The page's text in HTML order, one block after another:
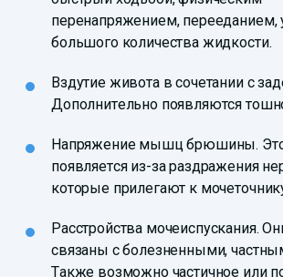
перенапряжением, перееданием,
большого количества жидкости.
Вздутие живота в сочетании с
Дополнительно появляются
Напряжение мышц брюшины.
появляется из-за раздражения
которые прилегают к
Расстройства мочеиспускания.
связаны с болезненными,
Также возможно частичное или